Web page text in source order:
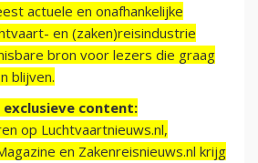
actuele en onafhankelijke
en (zaken)reisindustrie
bron voor lezers die graag
blijven.
content:
op Luchtvaartnieuws.nl,
en Zakenreisnieuws.nl krijg